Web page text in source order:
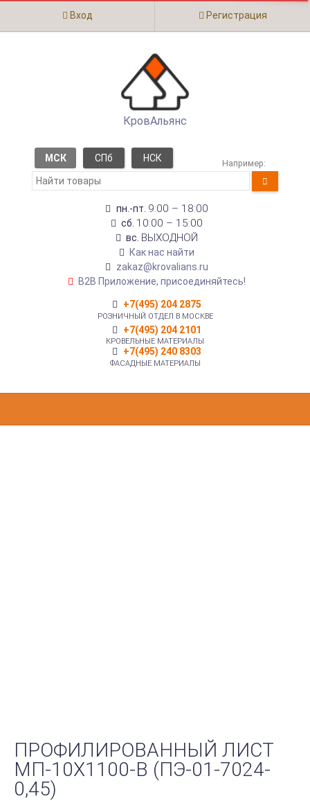
Вход Регистрация
КровАльянс
МСК СПб НСК Например:
пн.-пт. 9:00 – 18:00
сб. 10:00 – 15:00
вс. ВЫХОДНОЙ
Как нас найти
zakaz@krovalians.ru
B2B Приложение, присоединяйтесь!
+7(495) 204 2875
РОЗНИЧНЫЙ ОТДЕЛ В МОСКВЕ
+7(495) 204 2101
КРОВЕЛЬНЫЕ МАТЕРИАЛЫ
+7(495) 240 8303
ФАСАДНЫЕ МАТЕРИАЛЫ
ПРОФИЛИРОВАННЫЙ ЛИСТ
МП-10Х1100-B (ПЭ-01-7024-
0,45)